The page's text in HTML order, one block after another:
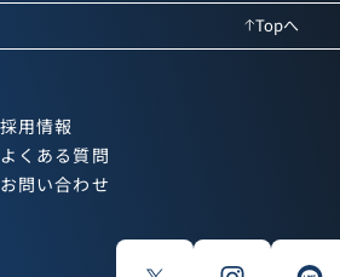
Topへ
採用情報
よくある質問
お問い合わせ